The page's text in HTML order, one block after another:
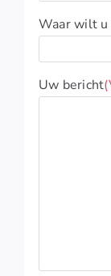
Waar wilt u
Uw bericht